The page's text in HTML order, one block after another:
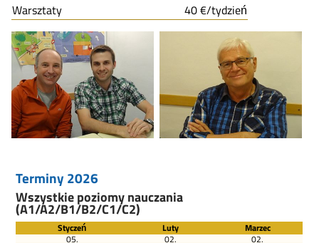
Warsztaty
40 €/tydzień
Terminy 2026
Wszystkie poziomy nauczania
(A1/A2/B1/B2/C1/C2)
Styczeń Luty
Marzec
05.
02. 02.